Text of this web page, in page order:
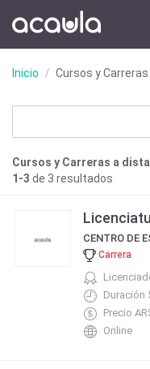
Inicio Cursos y
Cursos y Carreras a
1-3 de 3 resultados
Carrera
Duración
Precio
Online